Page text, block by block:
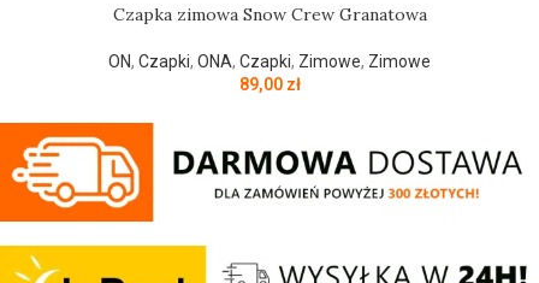
Czapka zimowa Snow Crew Granatowa
ON, Czapki, ONA, Czapki, Zimowe, Zimowe
89,00 zł